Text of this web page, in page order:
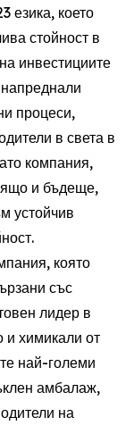
езика, което
стойност в
инвестициите
процеси,
в света в
компания,
и бъдеще,
устойчив
която
със
лидер в
и химикали от
най-големи
амбалаж,
на